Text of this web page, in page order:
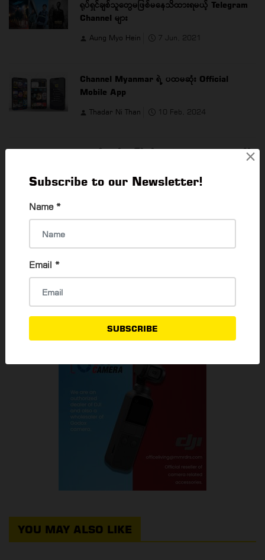
×
Subscribe to our Newsletter!
Name *
Email *
SUBSCRIBE
ရုပ်ရှင်ချစ်သူတွေမဖြစ်မနေသိထားရမယ့် Telegram
Channel များ
Aung Myo Hein 7 Jun, 2021
Channel Myanmar ရဲ့ ပထမဆုံး Official
Mobile App
Thadar Ni Than 10 Feb, 2024
နာမည်ကျော် လူကြိုက်များတဲ့ စာရေးဆရာ ရွှေဥဒေါင်း
Wai Yan Kyaw 25 Jun, 2021
YOU MAY ALSO LIKE